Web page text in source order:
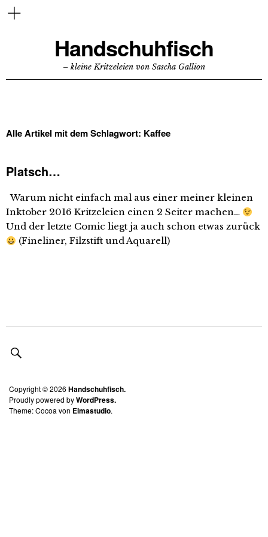
Handschuhfisch
– kleine Kritzeleien von Sascha Gallion
Alle Artikel mit dem Schlagwort: Kaffee
Platsch…
Warum nicht einfach mal aus einer meiner kleinen
Inktober 2016 Kritzeleien einen 2 Seiter machen…
Und der letzte Comic liegt ja auch schon etwas zurück
(Fineliner, Filzstift und Aquarell)
Copyright © 2026 Handschuhfisch.
Proudly powered byWordPress.
Theme: Cocoa von Elmastudio.